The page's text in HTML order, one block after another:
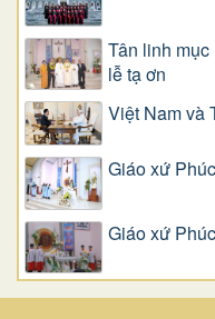
Tân linh
lễ tạ ơn
Việt Nam và
Giáo xứ
Giáo xứ